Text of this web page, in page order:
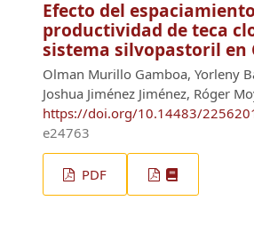
Efecto del
productividad de teca
sistema silvopastoril en
Olman Murillo Gamboa, Yorleny
Joshua Jiménez Jiménez, Róger
https://doi.org/10.14483/
e24763
PDF